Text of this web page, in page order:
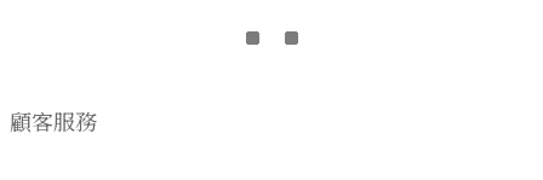
顧客服務